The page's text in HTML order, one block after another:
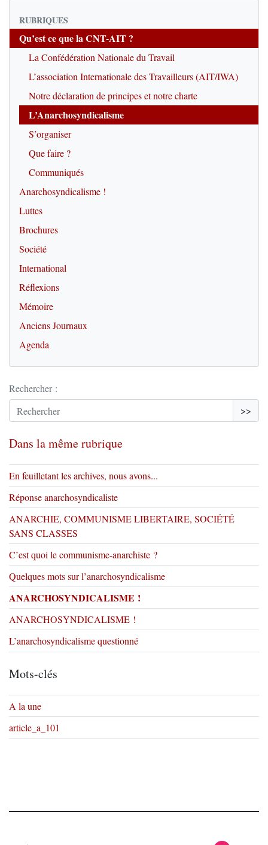
RUBRIQUES
Qu’est ce que la CNT-AIT ?
La Confédération Nationale du Travail
L’association Internationale des Travailleurs (AIT/IWA)
Notre déclaration de principes et notre charte
L’Anarchosyndicalisme
S’organiser
Que faire ?
Communiqués
Anarchosyndicalisme !
Luttes
Brochures
Société
International
Réflexions
Mémoire
Anciens Journaux
Agenda
Rechercher :
>>
Dans la même rubrique
En feuilletant les archives, nous avons...
Réponse anarchosyndicaliste
ANARCHIE, COMMUNISME LIBERTAIRE, SOCIÉTÉ
SANS CLASSES
C’est quoi le communisme-anarchiste ?
Quelques mots sur l’anarchosyndicalisme
ANARCHOSYNDICALISME !
ANARCHOSYNDICALISME !
L’anarchosyndicalisme questionné
Mots-clés
A la une
article_a_101